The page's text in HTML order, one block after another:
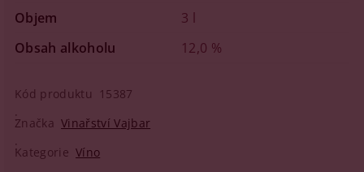
Objem
3 l
Obsah alkoholu
12,0 %
Kód produktu
15387
Značka Vinařství Vajbar
Kategorie Víno